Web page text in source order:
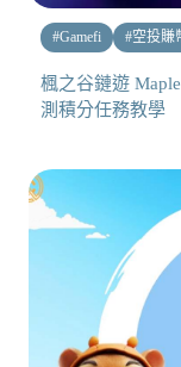
#Gamefi #空投賺
楓之谷鏈遊
測積分任務教學